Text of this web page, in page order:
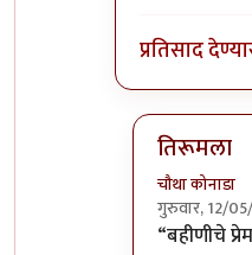
प्रतिसाद
तिरूमला
चौथा कोनाडा
गुरुवार, 12/
In reply to
“बहीणीचे